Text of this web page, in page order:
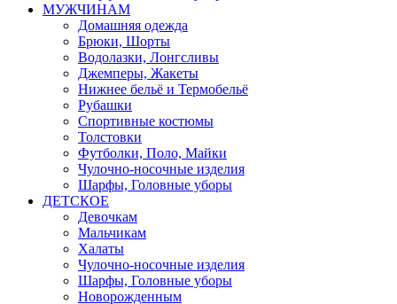
МУЖЧИНАМ
Домашняя одежда
Брюки, Шорты
Водолазки, Лонгсливы
Джемперы, Жакеты
Нижнее бельё и Термобельё
Рубашки
Спортивные костюмы
Толстовки
Футболки, Поло, Майки
Чулочно-носочные изделия
Шарфы, Головные уборы
ДЕТСКОЕ
Девочкам
Мальчикам
Халаты
Чулочно-носочные изделия
Шарфы, Головные уборы
Новорожденным